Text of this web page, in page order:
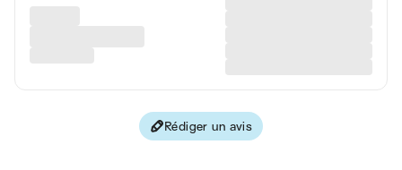
Les valeurs sont basées sur une estimation moyenne pour
Rédiger un avis